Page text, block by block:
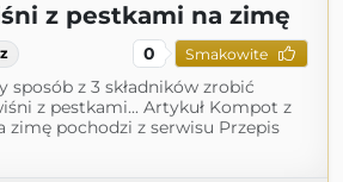
z pestkami na zimę
0 Smakowite
sposób z 3 składników zrobić
z pestkami... Artykuł Kompot z
zimę pochodzi z serwisu Przepis